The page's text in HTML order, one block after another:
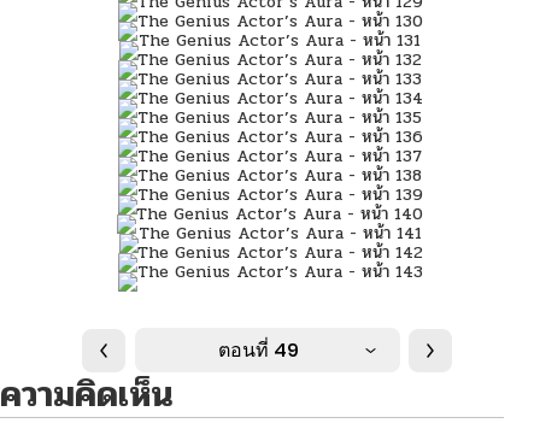
ตอนที่ 49
ความคิดเห็น